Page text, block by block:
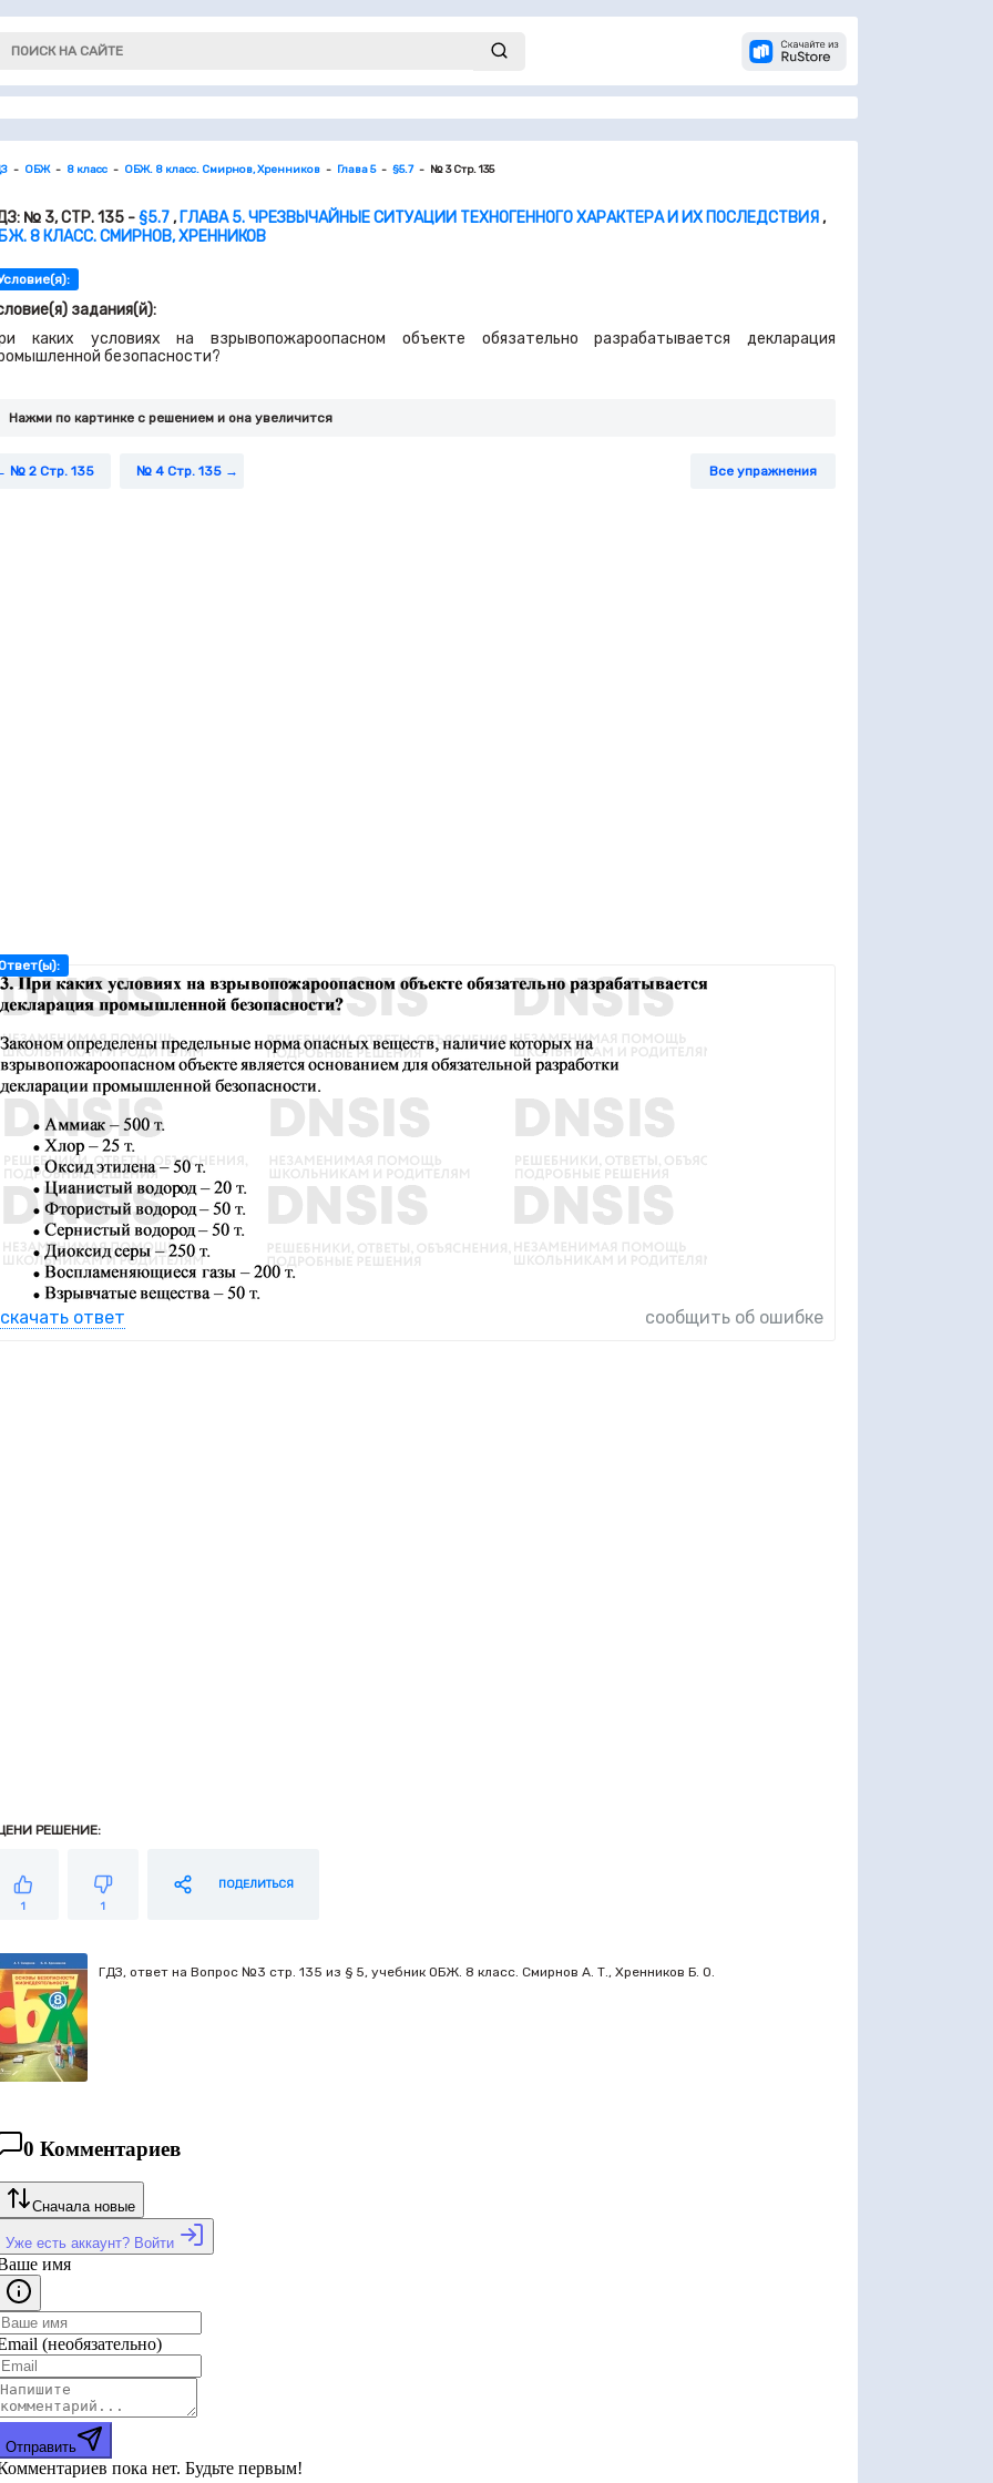
ОБЖ 8 класс ОБЖ. 8 класс. Смирнов, Хренников Глава 5 §5.7 № 3 Стр. 135
№ 3, СТР. 135 -§5.7, ГЛАВА 5. ЧРЕЗВЫЧАЙНЫЕ СИТУАЦИИ ТЕХНОГЕННОГО ХАРАКТЕРА И ИХ ПОСЛЕДСТВИЯ,
8 КЛАСС. СМИРНОВ, ХРЕННИКОВ
задания(й):
каких условиях на взрывопожароопасном объекте обязательно разрабатывается декларация
безопасности?
Нажми по картинке c решением и она увеличится
№ 2 Стр. 135 № 4 Стр. 135 Все упражнения
скачать ответ сообщить об ошибке
РЕШЕНИЕ:
1 1
ПОДЕЛИТЬСЯ
ГДЗ, ответ на Вопрос №3 стр. 135 из § 5, учебник ОБЖ. 8 класс. Смирнов А. Т., Хренников Б. О.